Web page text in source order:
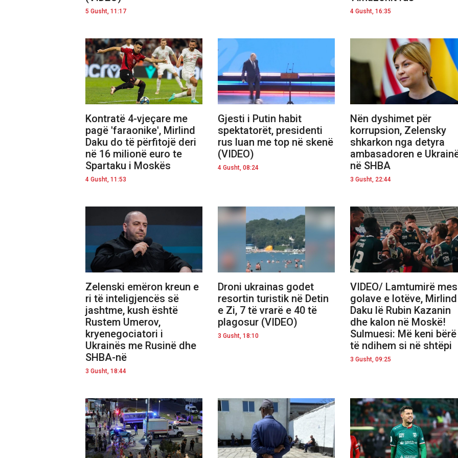
5 Gusht, 11:17 4 Gusht, 16:35
Kontratë 4-vjeçare me
pagë 'faraonike', Mirlind
Daku do të përfitojë deri
në 16 milionë euro te
Spartaku i Moskës
4 Gusht, 11:53
Gjesti i Putin habit
spektatorët, presidenti
rus luan me top në skenë
(VIDEO)
4 Gusht, 08:24
Nën dyshimet për
korrupsion, Zelensky
shkarkon nga detyra
ambasadoren e
në SHBA
3 Gusht, 22:44
Zelenski emëron kreun e
ri të inteligjencës së
jashtme, kush është
Rustem Umerov,
kryenegociatori i
Ukrainës me Rusinë dhe
SHBA-në
3 Gusht, 18:44
Droni ukrainas godet
resortin turistik në Detin
e Zi, 7 të vrarë e 40 të
plagosur (VIDEO)
3 Gusht, 18:10
VIDEO/ Lamtumirë mes
golave e lotëve, Mirlind
Daku lë Rubin Kazanin
dhe kalon në Moskë!
Sulmuesi: Më keni bërë
të ndihem si në shtëpi
3 Gusht, 09:25